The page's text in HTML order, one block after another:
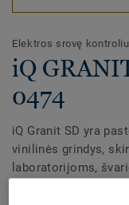
Elektros srovę
iQ
0474
iQ Granit SD yra
vinilinės grindys,
laboratorijoms,